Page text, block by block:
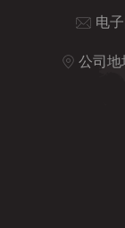
电子
公司地